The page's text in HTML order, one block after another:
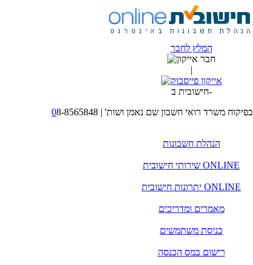
המלץ לחבר
|
חישובית ב-
בפיקוח משרד רואי חשבון שם נאמן ושות' |
08-8565848
הנהלת חשבונות
שירותי חישובית ONLINE
יתרונות חישובית ONLINE
מאמרים ומדריכים
כניסת משתמשים
רישום במס הכנסה